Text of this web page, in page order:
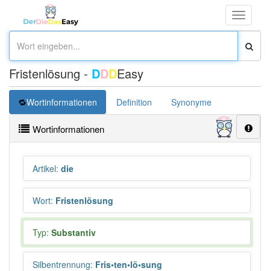
Toggle
Fristenlösung - DDDEasy
Wortinformationen Definition Synonyme
Wortinformationen
Artikel: die
Wort: Fristenlösung
Typ: Substantiv
Silbentrennung: Fris•ten•lö•sung